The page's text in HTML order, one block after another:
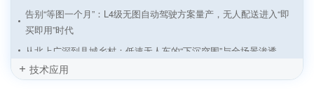
告别“等图一个月”：L4级无图自动驾驶方案量产，无人配送进入“即
买即用”时代
从北上广深到县城乡村：低速无人车的“下沉突围”与全场景渗透
传统车企“跑步入场”：低速无人物流车从初创主导迈向“整车+智
技术应用